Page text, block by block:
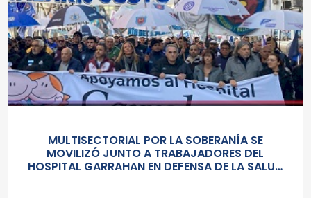
MULTISECTORIAL POR LA SOBERANÍA SE
MOVILIZÓ JUNTO A TRABAJADORES DEL
HOSPITAL GARRAHAN EN DEFENSA DE LA SALUD